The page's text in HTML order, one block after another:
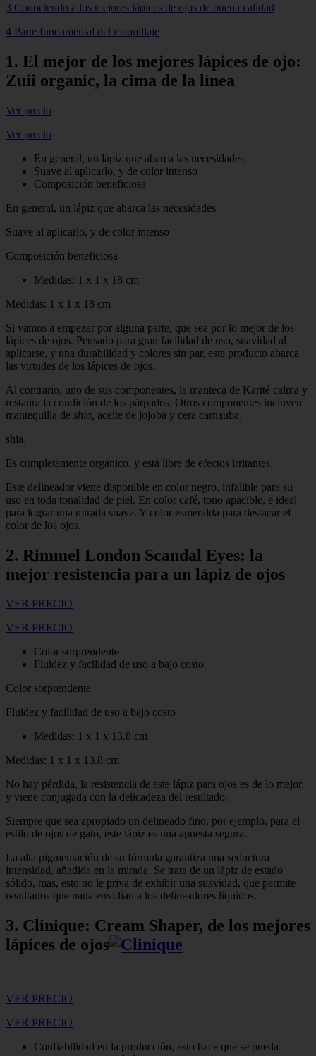
3 Conociendo a los mejores lápices de ojos de buena calidad
4 Parte fundamental del maquillaje
1. El mejor de los mejores lápices de ojo:
Zuii organic, la cima de la línea
Ver precio
Ver precio
En general, un lápiz que abarca las necesidades
Suave al aplicarlo, y de color intenso
Composición beneficiosa
En general, un lápiz que abarca las necesidades
Suave al aplicarlo, y de color intenso
Composición beneficiosa
Medidas: 1 x 1 x 18 cm
Medidas: 1 x 1 x 18 cm
Si vamos a empezar por alguna parte, que sea por lo mejor de los
lápices de ojos. Pensado para gran facilidad de uso, suavidad al
aplicarse, y una durabilidad y colores sin par, este producto abarca
las virtudes de los lápices de ojos.
Al contrario, uno de sus componentes, la manteca de Karité calma y
restaura la condición de los párpados. Otros componentes incluyen
mantequilla de shia, aceite de jojoba y cera carnauba.
shia,
Es completamente orgánico, y está libre de efectos irritantes.
Este delineador viene disponible en color negro, infalible para su
uso en toda tonalidad de piel. En color café, tono apacible, e ideal
para lograr una mirada suave. Y color esmeralda para destacar el
color de los ojos.
2. Rimmel London Scandal Eyes: la
mejor resistencia para un lápiz de ojos
VER PRECIO
VER PRECIO
Color sorprendente
Fluidez y facilidad de uso a bajo costo
Color sorprendente
Fluidez y facilidad de uso a bajo costo
Medidas: 1 x 1 x 13.8 cm
Medidas: 1 x 1 x 13.8 cm
No hay pérdida, la resistencia de este lápiz para ojos es de lo mejor,
y viene conjugada con la delicadeza del resultado.
Siempre que sea apropiado un delineado fino, por ejemplo, para el
estilo de ojos de gato, este lápiz es una apuesta segura.
La alta pigmentación de su fórmula garantiza una seductora
intensidad, añadida en la mirada. Se trata de un lápiz de estado
sólido, mas, esto no le priva de exhibir una suavidad, que permite
resultados que nada envidian a los delineadores líquidos.
3. Clinique: Cream Shaper, de los mejores
lápices de ojos
VER PRECIO
VER PRECIO
Confiabilidad en la producción, esto hace que se pueda